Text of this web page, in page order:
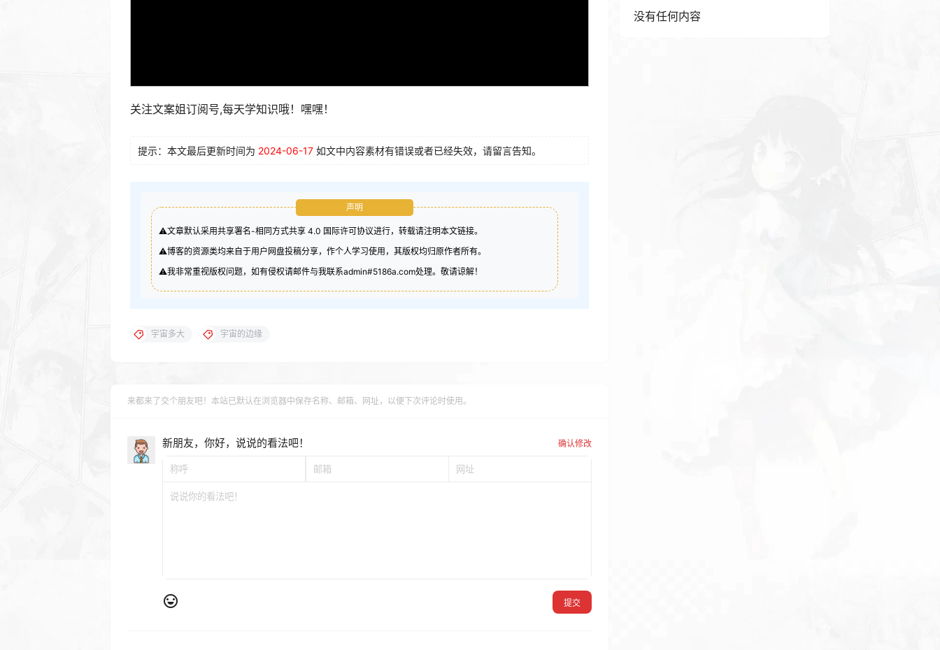
关注文案姐订阅号,每天学知识哦！嘿嘿！
提示：本文最后更新时间为 2024-06-17 如文中内容素材有错误或者已经失效，请留言告知。
声明
⚠️文章默认采用共享署名-相同方式共享 4.0 国际许可协议进行，转载请注明本文链接。
⚠️博客的资源类均来自于用户网盘投稿分享，作个人学习使用，其版权均归原作者所有。
⚠️我非常重视版权问题，如有侵权请邮件与我联系admin#5186a.com处理。敬请谅解！
宇宙多大 宇宙的边缘
来都来了交个朋友吧！本站已默认在浏览器中保存名称、邮箱、网址，以便下次评论时使用。
新朋友，你好，说说的看法吧！ 确认修改
提交
没有任何内容